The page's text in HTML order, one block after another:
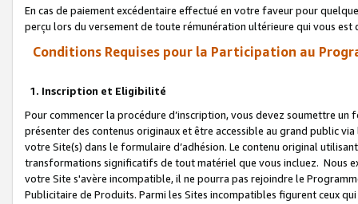
En cas de paiement excédentaire effectué en votre faveur pour
perçu lors du versement de toute rémunération ultérieure qui vous est
Conditions Requises pour la Participation au
1. Inscription et Eligibilité
Pour commencer la procédure d’inscription, vous devez soumettre
présenter des contenus originaux et être accessible au grand public
votre Site(s) dans le formulaire d’adhésion. Le contenu original
transformations significatifs de tout matériel que vous incluez. Nous
votre Site s'avère incompatible, il ne pourra pas rejoindre le
Publicitaire de Produits. Parmi les Sites incompatibles figurent ceux